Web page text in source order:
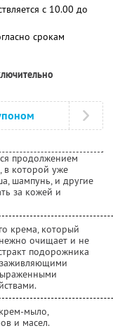
с 10.00 до
срокам
продолжением
в которой уже
шампунь, и другие
за кожей и
крема, который
очищает и не
подорожника
мыло,
и масел.